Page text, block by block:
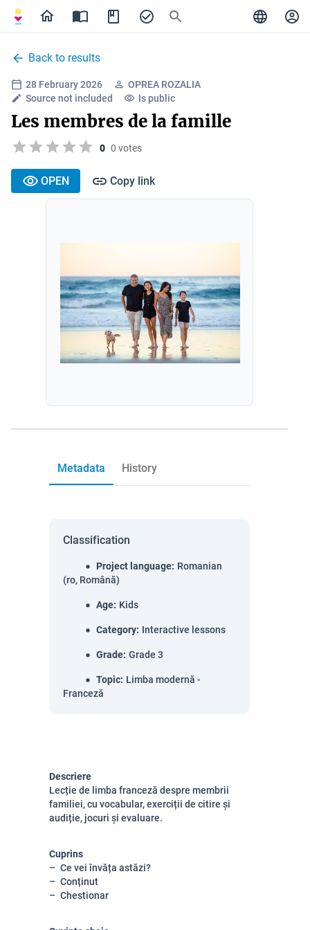
Back to results
28 February 2026
OPREA ROZALIA
Source not included
Is public
Les membres de la famille
0 0 votes
OPEN Copy link
Metadata History
Classification
Project language: Romanian
(ro, Română)
Age: Kids
Category: Interactive lessons
Grade: Grade 3
Topic: Limba modernă -
Franceză
Descriere
Lecție de limba franceză despre membrii
familiei, cu vocabular, exerciții de citire și
audiție, jocuri și evaluare.
Cuprins
Ce vei învăța astăzi?
Conținut
Chestionar